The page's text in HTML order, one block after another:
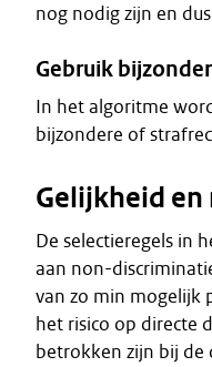
nog nodig zijn en
Gebruik
In het algoritme
bijzondere of
Gelijkheid
De selectieregels in
aan non-
van zo min mogelijk
het risico op directe
betrokken zijn bij